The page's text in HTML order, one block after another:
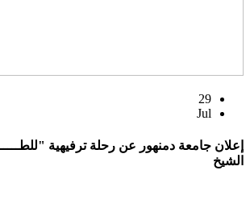
29
Jul
إعلان جامعة دمنهور عن رحلة ترفيهية
الشيخ